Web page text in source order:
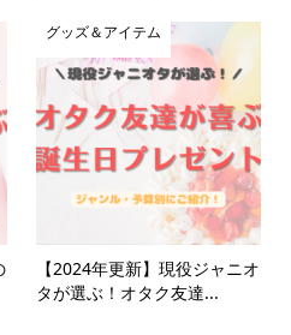
グッズ＆アイテム
【2024年更新】現役ジャニオ
タが選ぶ！オタク友達...